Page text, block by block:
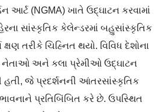
આર્ટ (NGMA) ખાતે ઉદ્ઘાટન કરવામાં
સાંસ્કૃતિક કેલેન્ડરમાં બહુસાંસ્કૃતિક
તરીકે ચિહ્નિત થયો. વિવિધ દેશોના
નેતાઓ અને કલા પ્રેમીઓ ઉદ્ઘાટન
હતી, જે પ્રદર્શનની આંતરસાંસ્કૃતિક
પ્રતિબિંબિત કરે છે. ઉપસ્થિત